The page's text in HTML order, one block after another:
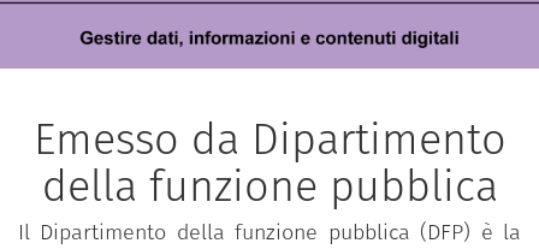
Emesso da Dipartimento
della funzione pubblica
Il Dipartimento della funzione pubblica (DFP) è la